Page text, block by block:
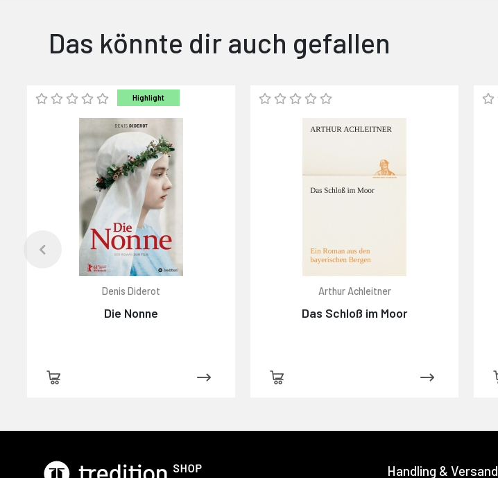
Das könnte dir auch gefallen
Highlight
Denis Diderot
Die Nonne
Arthur Achleitner
Das Schloß im Moor
Handling & Versand